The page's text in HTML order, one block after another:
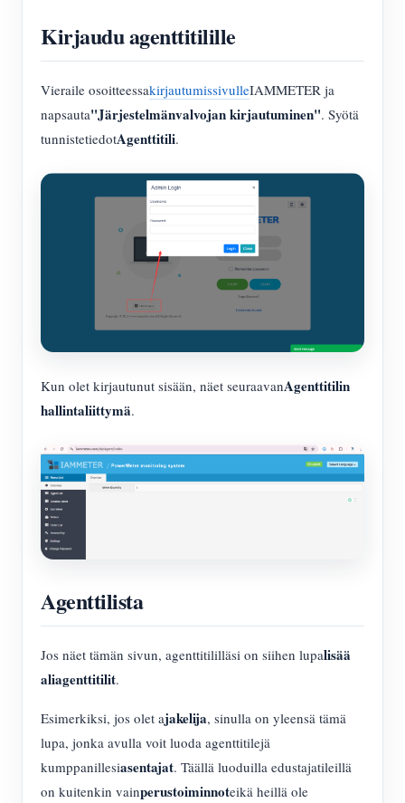
Kirjaudu agenttitilille
Vieraile osoitteessakirjautumissivulleIAMMETER ja
napsauta"Järjestelmänvalvojan kirjautuminen". Syötä
tunnistetiedotAgenttitili.
Kun olet kirjautunut sisään, näet seuraavanAgenttitilin
hallintaliittymä.
Agenttilista
Jos näet tämän sivun, agenttitililläsi on siihen lupalisää
aliagenttitilit.
Esimerkiksi, jos olet ajakelija, sinulla on yleensä tämä
lupa, jonka avulla voit luoda agenttitilejä
kumppanillesiasentajat. Täällä luoduilla edustajatileillä
on kuitenkin vainperustoiminnoteikä heillä ole